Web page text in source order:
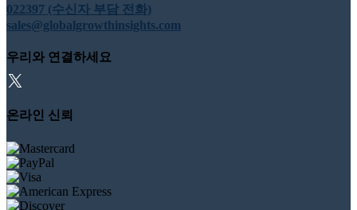
022397 (수신자 부담 전화)
sales@globalgrowthinsights.com
우리와 연결하세요
온라인 신뢰